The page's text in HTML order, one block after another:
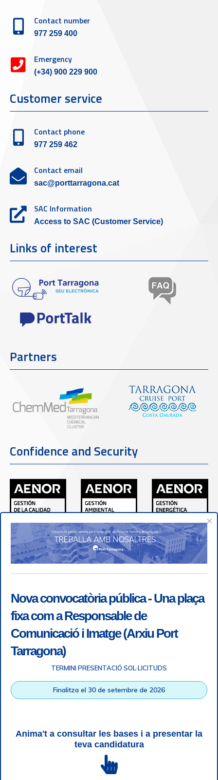
Contact number
977 259 400
Emergency
(+34) 900 229 900
Customer service
Contact phone
977 259 462
Contact email
sac@porttarragona.cat
SAC Information
Access to SAC (Customer Service)
Links of interest
Partners
Confidence and Security
Accessibility Legal note | + info RGPD |Information of
×
Nova convocatòria pública - Una plaça
fixa com a Responsable de
Comunicació i Imatge (Arxiu Port
Tarragona)
TERMINI PRESENTACIÓ SOL·LICITUDS
Finalitza el 30 de setembre de 2026
Anima't a consultar les bases i a presentar la
teva candidatura